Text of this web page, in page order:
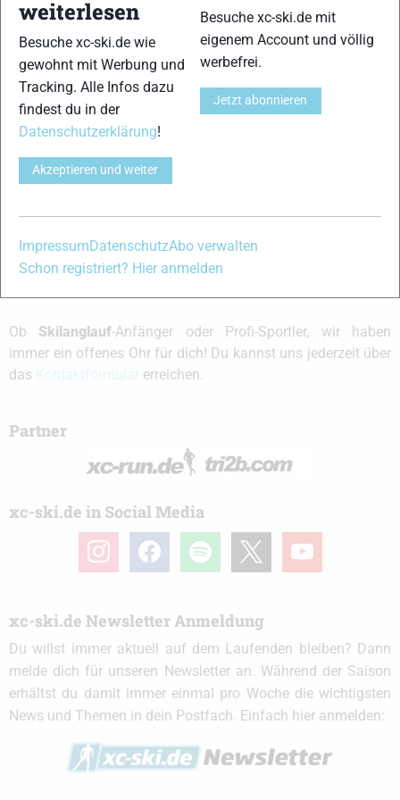
15 Belarus, , BLR 00.58.28,50
16 China, CHN 00.58.41,30
17 Estland, EST 01.00.24,40
Kombination, einer Loipendatenbank,
und allem was du sonst noch über deine Lieblingssportarten
Ob Skilanglauf-Anfänger oder Profi-Sportler, wir haben
immer ein offenes Ohr für dich! Du kannst uns jederzeit über
das
erreichen.
Partner
xc-ski.de in Social Media
instagramfacebook spotify youtube
xc-ski.de Newsletter Anmeldung
Du willst immer aktuell auf dem Laufenden bleiben? Dann
melde dich für unseren Newsletter an. Während der Saison
erhältst du damit immer einmal pro Woche die wichtigsten
News und Themen in dein Postfach. Einfach hier anmelden:
weiterlesen
Besuche xc-ski.de wie
gewohnt mit Werbung und
Tracking. Alle Infos dazu
findest du in der
Datenschutzerklärung!
Akzeptieren und weiter
Besuche xc-ski.de mit
eigenem Account und völlig
werbefrei.
Jetzt abonnieren
Impressum DatenschutzAbo verwalten
Schon registriert? Hier anmelden